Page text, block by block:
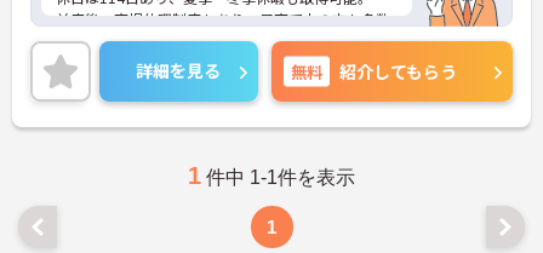
前産後・育児休暇制度もあり、子育て中の方も多数
活躍中で、ワークライフバランスを大切にしながら
働ける環境が整っています。研修制度や外部勉強会
の受講支援もあり、スキルアップもしっかりサポー
ト。将来的には管理者やエリアマネージャーへのキ
ャリアアップも目指せます。20代から60代まで幅広
の職場です。介護経験を活かしたい方、福祉の資格
をお持ちの方、安定した法人でキャリアを築きたい
詳細を見る 無料 紹介してもらう
1 件中 1-1件を表示
1